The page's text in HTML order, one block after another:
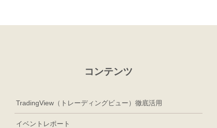
コンテンツ
TradingView（トレーディングビュー）徹底活用
イベントレポート